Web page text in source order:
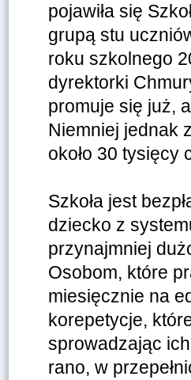
pojawiła się
grupą stu
roku szkolnego
dyrektorki
promuje się już,
Niemniej jednak
około 30 tysięcy
Szkoła jest
dziecko z
przynajmniej
Osobom, które
miesięcznie na
korepetycje,
sprowadzając
rano, w